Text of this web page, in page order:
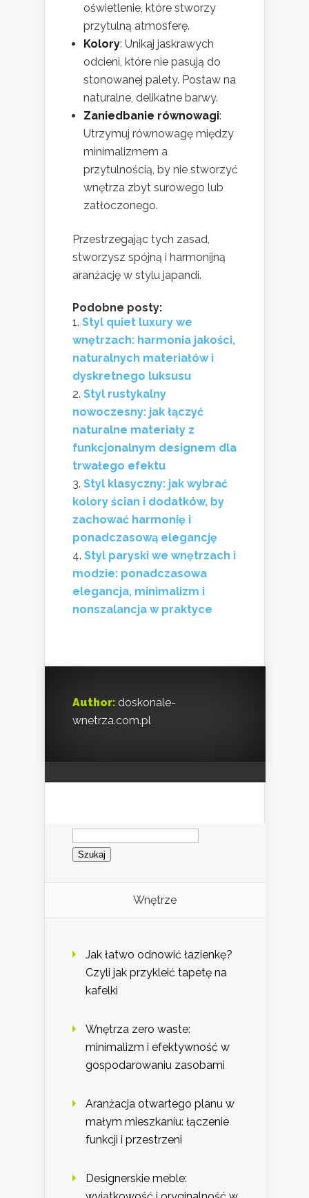
oświetlenie, które stworzy
przytulną atmosferę.
Kolory: Unikaj jaskrawych
odcieni, które nie pasują do
stonowanej palety. Postaw na
naturalne, delikatne barwy.
Zaniedbanie równowagi:
Utrzymuj równowagę między
minimalizmem a
przytulnością, by nie stworzyć
wnętrza zbyt surowego lub
zatłoczonego.
Przestrzegając tych zasad,
stworzysz spójną i harmonijną
aranżację w stylu japandi.
Podobne posty:
Styl quiet luxury we
wnętrzach: harmonia jakości,
naturalnych materiałów i
dyskretnego luksusu
Styl rustykalny
nowoczesny: jak łączyć
naturalne materiały z
funkcjonalnym designem dla
trwałego efektu
Styl klasyczny: jak wybrać
kolory ścian i dodatków, by
zachować harmonię i
ponadczasową elegancję
Styl paryski we wnętrzach i
modzie: ponadczasowa
elegancja, minimalizm i
nonszalancja w praktyce
Author: doskonale-
wnetrza.com.pl
Szukaj:
Wnętrze
Jak łatwo odnowić łazienkę?
Czyli jak przykleić tapetę na
kafelki
Wnętrza zero waste:
minimalizm i efektywność w
gospodarowaniu zasobami
Aranżacja otwartego planu w
małym mieszkaniu: łączenie
funkcji i przestrzeni
Designerskie meble: